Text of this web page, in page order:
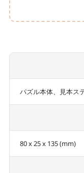
パズル本体、見本ス
80 x 25 x 135 (mm)